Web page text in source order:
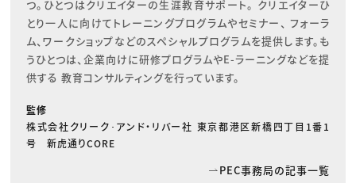
つ。ひとつはクリエイターの生涯教育サポート。 クリエイターひ
とり一人に向けてトレーニングプログラムやセミナー、 フォーラ
ム、ワークショップなどのスペシャルプログラムを提供します。も
うひとつは、企業向けに研修プログラムやE-ラーニングなどを提
供する 教育コンサルティングを行っています。
監修
株式会社クリーク･アンド・リバー社 東京都港区新橋四丁目1番1
号 新虎通りCORE
PEC事務局の記事一覧